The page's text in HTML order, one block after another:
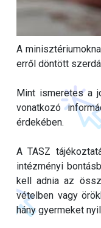
A
erről döntött
Mint ismeretes a
vonatkozó
érdekében.
A TASZ
intézményi
kell adnia az
vételben vagy
hány gyermeket